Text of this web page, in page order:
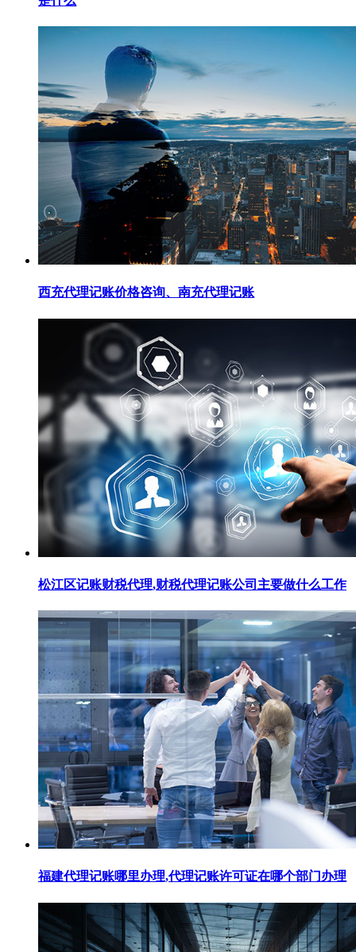
西充代理记账价格咨询、南充代理记账
松江区记账财税代理,财税代理记账公司主要做什么工作
福建代理记账哪里办理,代理记账许可证在哪个部门办理